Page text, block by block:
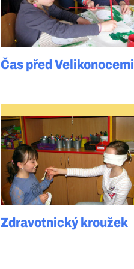
Čas před Velikonocemi
Zdravotnický kroužek